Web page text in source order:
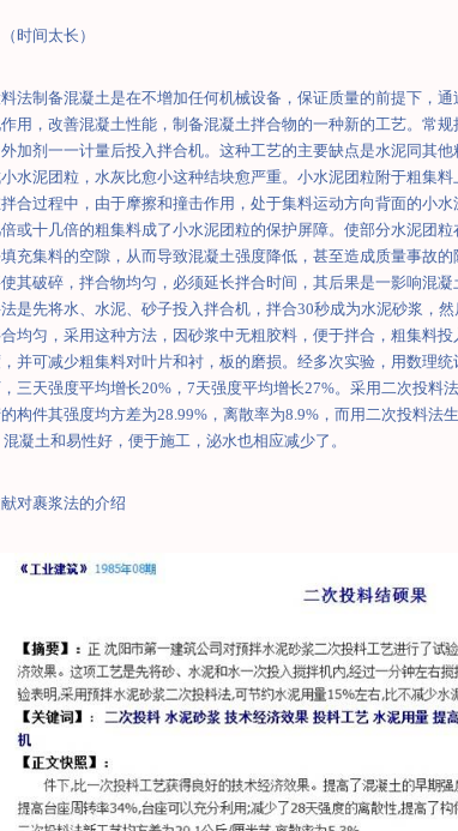
时间太长）
法制备混凝土是在不增加任何机械设备，保证质量的前提下，
用，改善混凝土性能，制备混凝土拌合物的一种新的工艺。常规
加剂一一计量后投入拌合机。这种工艺的主要缺点是水泥同其
水泥团粒，水灰比愈小这种结块愈严重。小水泥团粒附于粗集
合过程中，由于摩擦和撞击作用，处于集料运动方向背面的小
或十几倍的粗集料成了小水泥团粒的保护屏障。使部分水泥团
充集料的空隙，从而导致混凝土强度降低，甚至造成质量事故
其破碎，拌合物均匀，必须延长拌合时间，其后果是一影响混凝
是先将水、水泥、砂子投入拌合机，拌合30秒成为水泥砂浆，
均匀，采用这种方法，因砂浆中无粗胶料，便于拌合，粗集料
并可减少粗集料对叶片和衬， 板的磨损。经多次实验，用数理
三天强度平均增长20% ， 7天强度平均增长27%。采用二次投料
构件其强度均方差为28.99% ，离散率为8.9% ，而用二次投料法
混凝土和易性好，便于施工，泌水也相应减少了。
对裹浆法的介绍